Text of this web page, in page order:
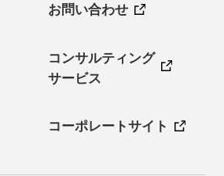
お問い合わせ
コンサルティング
サービス
コーポレートサイト